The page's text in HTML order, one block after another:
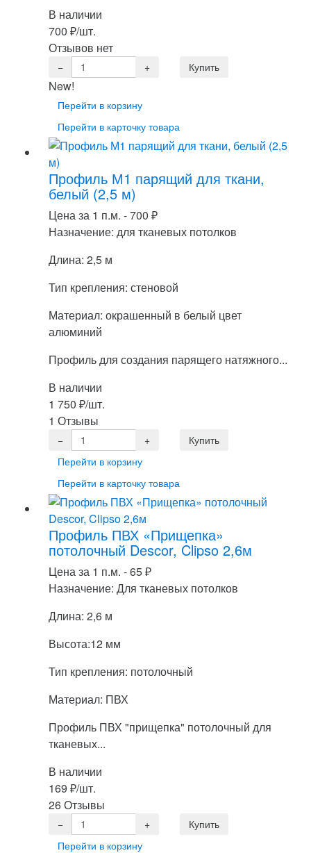
В наличии
700 ₽/шт.
Отзывов нет
New!
Перейти в корзину
Перейти в карточку товара
Профиль М1 парящий для ткани,
белый (2,5 м)
Цена за 1 п.м. -700 ₽
Назначение: для тканевых потолков
Длина: 2,5 м
Тип крепления: стеновой
Материал: окрашенный в белый цвет
алюминий
Профиль для создания парящего натяжного...
В наличии
1 750 ₽/шт.
1 Отзывы
Перейти в корзину
Перейти в карточку товара
Профиль ПВХ «Прищепка»
потолочный Descor, Clipso 2,6м
Цена за 1 п.м. -65₽
Назначение: Для тканевых потолков
Длина: 2,6 м
Высота:12 мм
Тип крепления: потолочный
Материал: ПВХ
Профиль ПВХ "прищепка" потолочный для
тканевых...
В наличии
169 ₽/шт.
26 Отзывы
Перейти в корзину